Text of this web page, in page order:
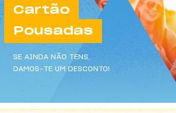
Cartão
Pousadas
SE AINDA NÃO TENS,
DAMOS-TE UM DESCONTO!